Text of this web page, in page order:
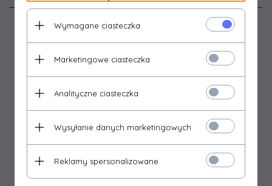
Sandałki tekstylne REN-BUT.
Cholewki wykonane z wysokiej jakości tkanin bawełnianych
i obuwniczych.
Lekka, elastyczna i oddychająca podeszwa .
Usztywniony zapiętek utrzymuje stopę we właściwej
Stabilne boki zapewniają stopie właściwą pozycję.
Regulacja tęgości -zapinane na dwa rzepy.
Wymagane ciasteczka
Marketingowe ciasteczka
Analityczne ciasteczka
Wysyłanie danych marketingowych
Reklamy spersonalizowane